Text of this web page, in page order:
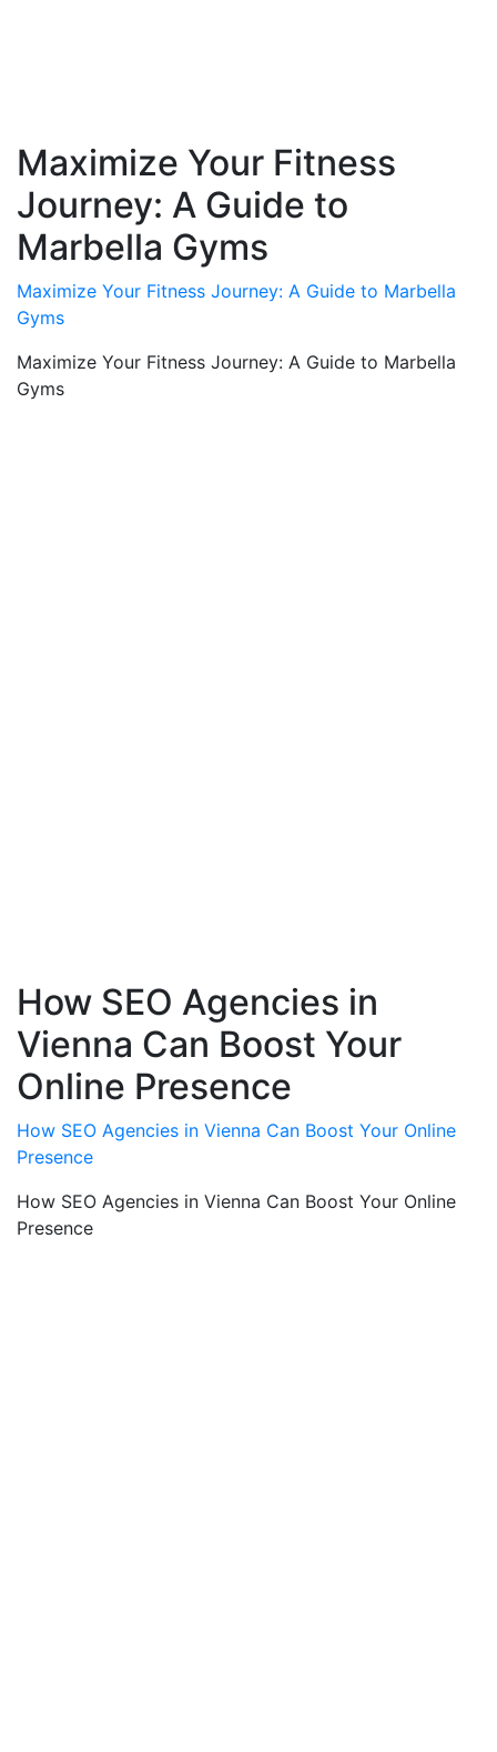
Maximize Your Fitness
Journey: A Guide to
Marbella Gyms
Maximize Your Fitness Journey: A Guide to Marbella
Gyms
Maximize Your Fitness Journey: A Guide to Marbella
Gyms
How SEO Agencies in
Vienna Can Boost Your
Online Presence
How SEO Agencies in Vienna Can Boost Your Online
Presence
How SEO Agencies in Vienna Can Boost Your Online
Presence